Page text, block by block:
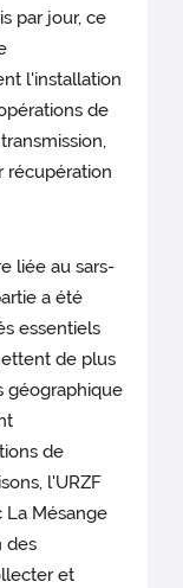
par jour, ce
l'installation
de
récupération
liée au sars-
a été
essentiels
de plus
géographique
de
l'URZF
La Mésange
des
et